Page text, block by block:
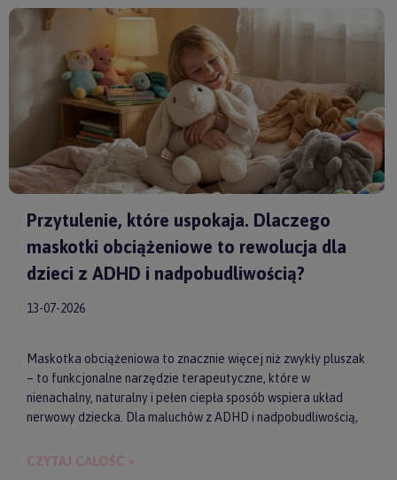
Przytulenie, które uspokaja. Dlaczego
maskotki obciążeniowe to rewolucja dla
dzieci z ADHD i nadpobudliwością?
13-07-2026
Maskotka obciążeniowa to znacznie więcej niż zwykły pluszak
– to funkcjonalne narzędzie terapeutyczne, które w
nienachalny, naturalny i pełen ciepła sposób wspiera układ
nerwowy dziecka. Dla maluchów z ADHD i nadpobudliwością,
dociążony przyjaciel może stać się kluczem do upragnionego
CZYTAJ CAŁOŚĆ »